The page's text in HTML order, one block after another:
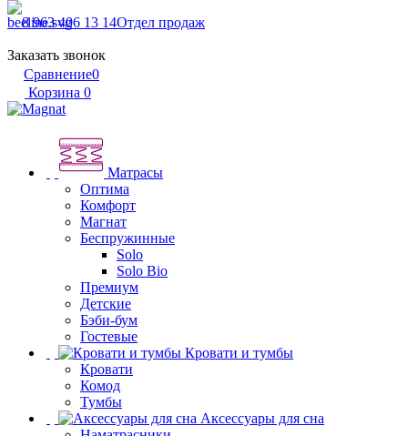
8 963 406 13 14Отдел продаж
Заказать звонок
Сравнение0
Корзина 0
Матрасы
Оптима
Комфорт
Магнат
Беспружинные
Solo
Solo Bio
Премиум
Детские
Бэби-бум
Гостевые
Кровати и тумбы
Кровати
Комод
Тумбы
Аксессуары для сна